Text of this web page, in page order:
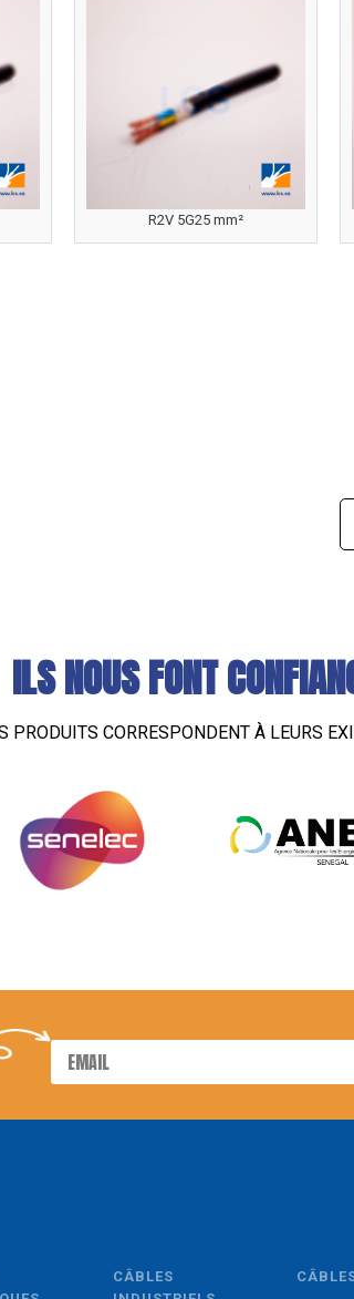
R2V 5G25 mm²
ILS NOUS FONT
PRODUITS CORRESPONDENT À LEURS
CÂBLES